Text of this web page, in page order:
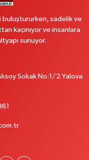
buluştururken, sadelik ve
kaçınıyor ve insanlara
sunuyor.
Sokak No:1/2 Yalova